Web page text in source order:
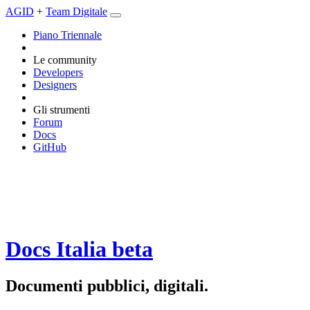
AGID + Team Digitale
Piano Triennale
Le community
Developers
Designers
Gli strumenti
Forum
Docs
GitHub
Docs Italia beta
Documenti pubblici, digitali.